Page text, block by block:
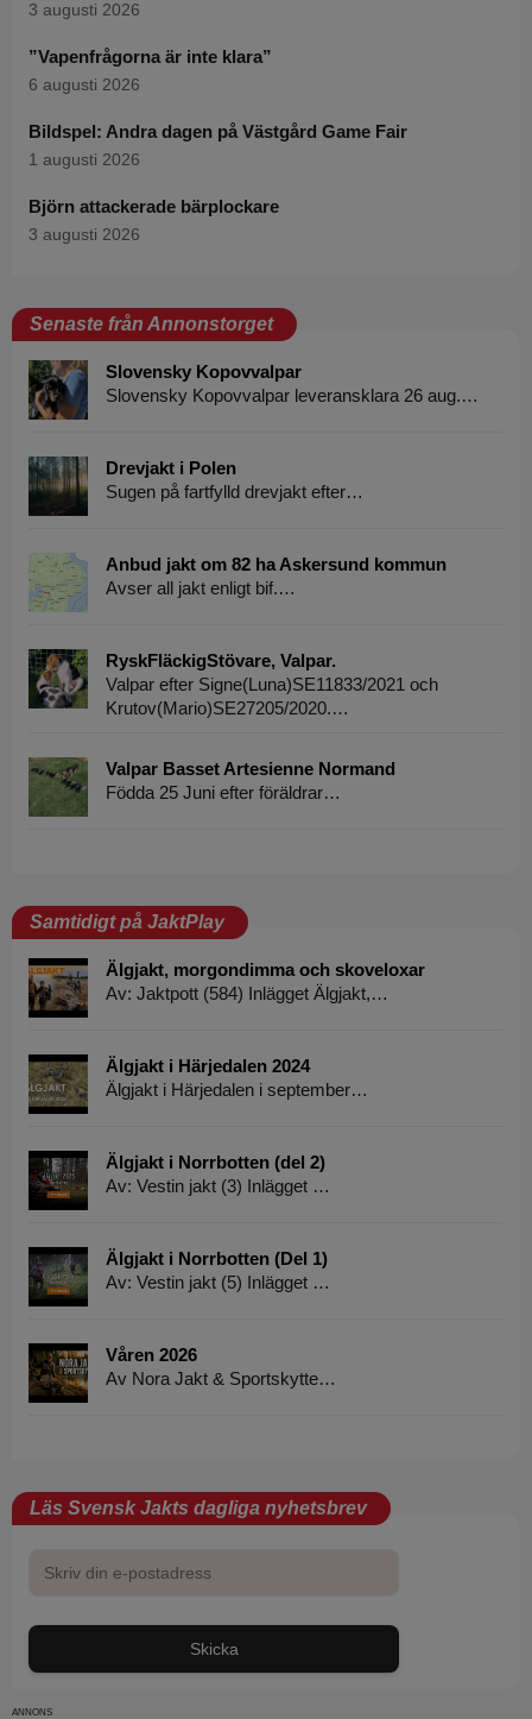
3 augusti 2026
”Vapenfrågorna är inte klara”
6 augusti 2026
Bildspel: Andra dagen på Västgård Game Fair
1 augusti 2026
Björn attackerade bärplockare
3 augusti 2026
Senaste från Annonstorget
Slovensky Kopovvalpar
Slovensky Kopovvalpar leveransklara 26 aug.…
Drevjakt i Polen
Sugen på fartfylld drevjakt efter…
Anbud jakt om 82 ha Askersund kommun
Avser all jakt enligt bif.…
RyskFläckigStövare, Valpar.
Valpar efter Signe(Luna)SE11833/2021 och
Krutov(Mario)SE27205/2020.…
Valpar Basset Artesienne Normand
Födda 25 Juni efter föräldrar…
Samtidigt på JaktPlay
Älgjakt, morgondimma och skoveloxar
Av: Jaktpott (584) Inlägget Älgjakt,…
Älgjakt i Härjedalen 2024
Älgjakt i Härjedalen i september…
Älgjakt i Norrbotten (del 2)
Av: Vestin jakt (3) Inlägget …
Älgjakt i Norrbotten (Del 1)
Av: Vestin jakt (5) Inlägget …
Våren 2026
Av Nora Jakt & Sportskytte…
Läs Svensk Jakts dagliga nyhetsbrev
Skicka